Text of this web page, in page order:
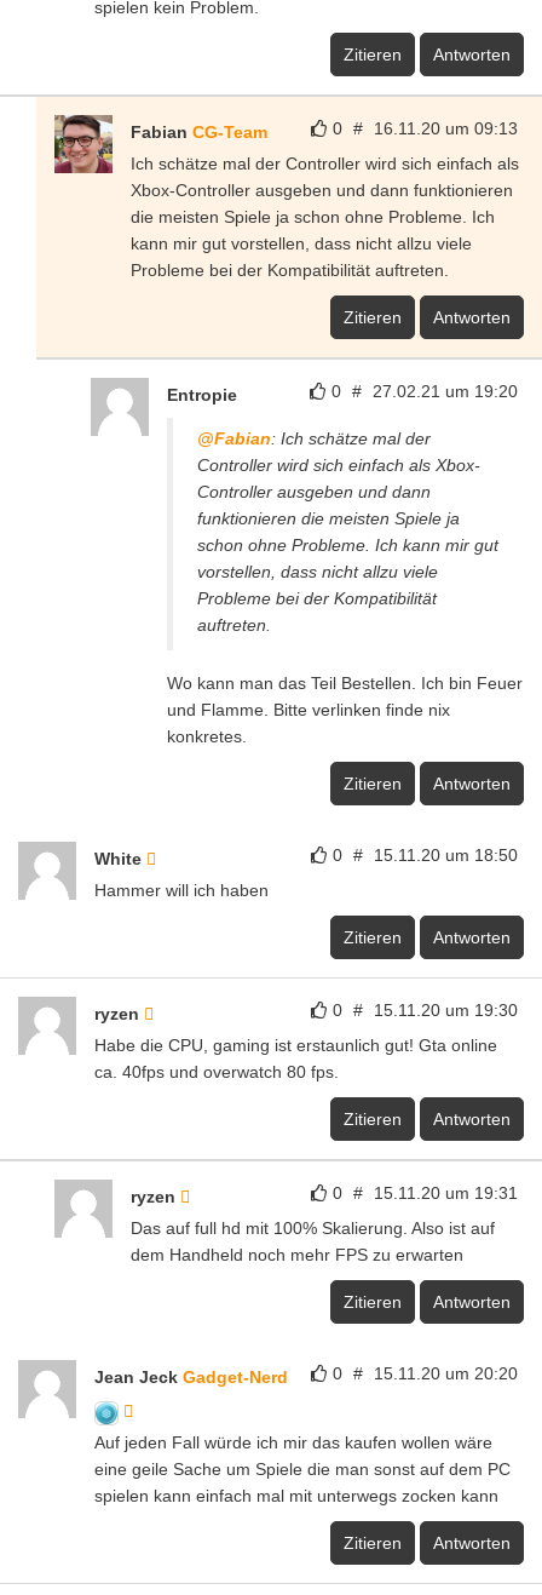
spielen kein Problem.
Zitieren Antworten
0 # 16.11.20 um 09:13
Fabian CG-Team
Ich schätze mal der Controller wird sich einfach als
Xbox-Controller ausgeben und dann funktionieren
die meisten Spiele ja schon ohne Probleme. Ich
kann mir gut vorstellen, dass nicht allzu viele
Probleme bei der Kompatibilität auftreten.
Zitieren Antworten
0 # 27.02.21 um 19:20
Entropie
@Fabian: Ich schätze mal der
Controller wird sich einfach als Xbox-
Controller ausgeben und dann
funktionieren die meisten Spiele ja
schon ohne Probleme. Ich kann mir gut
vorstellen, dass nicht allzu viele
Probleme bei der Kompatibilität
auftreten.
Wo kann man das Teil Bestellen. Ich bin Feuer
und Flamme. Bitte verlinken finde nix
konkretes.
Zitieren Antworten
0 # 15.11.20 um 18:50
White
Hammer will ich haben
Zitieren Antworten
0 # 15.11.20 um 19:30
ryzen
Habe die CPU, gaming ist erstaunlich gut! Gta online
ca. 40fps und overwatch 80 fps.
Zitieren Antworten
0 # 15.11.20 um 19:31
ryzen
Das auf full hd mit 100% Skalierung. Also ist auf
dem Handheld noch mehr FPS zu erwarten
Zitieren Antworten
0 # 15.11.20 um 20:20
Jean Jeck Gadget-Nerd
Auf jeden Fall würde ich mir das kaufen wollen wäre
eine geile Sache um Spiele die man sonst auf dem PC
spielen kann einfach mal mit unterwegs zocken kann
Zitieren Antworten